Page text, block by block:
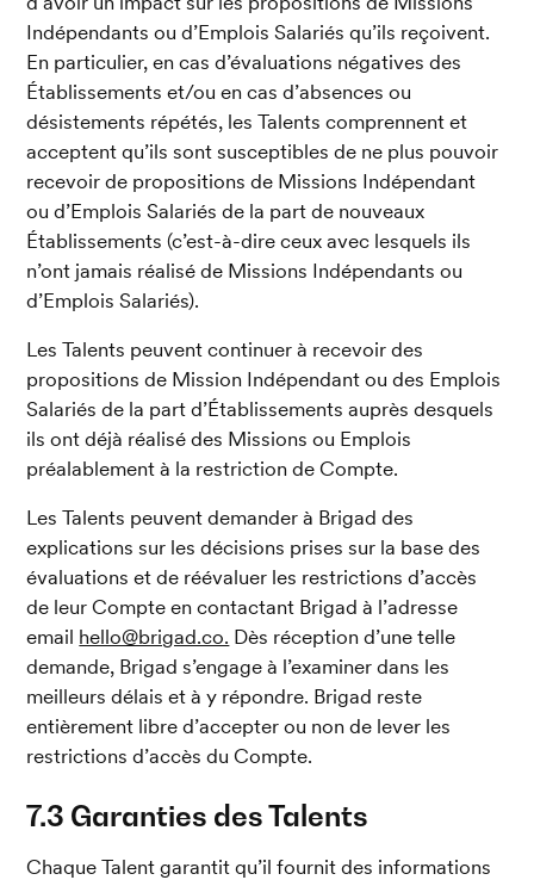
Indépendants ou d’Emplois Salariés qu’ils reçoivent.
En particulier, en cas d’évaluations négatives des
Établissements et/ou en cas d’absences ou
désistements répétés, les Talents comprennent et
acceptent qu’ils sont susceptibles de ne plus pouvoir
recevoir de propositions de Missions Indépendant
ou d’Emplois Salariés de la part de nouveaux
Établissements (c’est-à-dire ceux avec lesquels ils
n’ont jamais réalisé de Missions Indépendants ou
d’Emplois Salariés).
Les Talents peuvent continuer à recevoir des
propositions de Mission Indépendant ou des Emplois
Salariés de la part d’Établissements auprès desquels
ils ont déjà réalisé des Missions ou Emplois
préalablement à la restriction de Compte.
Les Talents peuvent demander à Brigad des
explications sur les décisions prises sur la base des
évaluations et de réévaluer les restrictions d’accès
de leur Compte en contactant Brigad à l’adresse
email hello@brigad.co. Dès réception d’une telle
demande, Brigad s’engage à l’examiner dans les
meilleurs délais et à y répondre. Brigad reste
entièrement libre d’accepter ou non de lever les
restrictions d’accès du Compte.
7.3 Garanties des Talents
Chaque Talent garantit qu’il fournit des informations